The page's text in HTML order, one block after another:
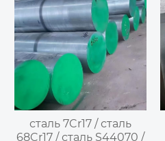
сталь 7Cr17 / сталь
68Cr17 / сталь S44070 /